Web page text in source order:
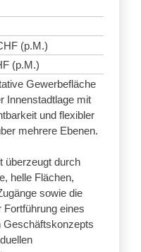
(p.M.)
(p.M.)
Gewerbefläche
Innenstadtlage mit
und flexibler
mehrere Ebenen.
überzeugt durch
helle Flächen,
sowie die
Fortführung eines
Geschäftskonzepts